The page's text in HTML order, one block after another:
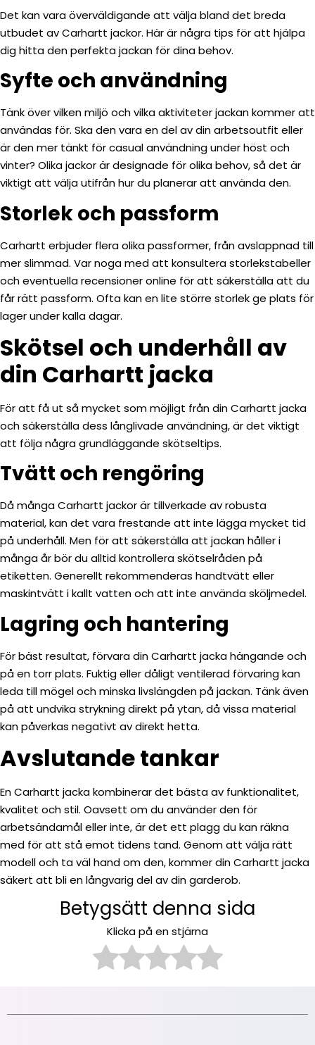
Det kan vara överväldigande att välja bland det breda
utbudet av Carhartt jackor. Här är några tips för att hjälpa
dig hitta den perfekta jackan för dina behov.
Syfte och användning
Tänk över vilken miljö och vilka aktiviteter jackan kommer att
användas för. Ska den vara en del av din arbetsoutfit eller
är den mer tänkt för casual användning under höst och
vinter? Olika jackor är designade för olika behov, så det är
viktigt att välja utifrån hur du planerar att använda den.
Storlek och passform
Carhartt erbjuder flera olika passformer, från avslappnad till
mer slimmad. Var noga med att konsultera storlekstabeller
och eventuella recensioner online för att säkerställa att du
får rätt passform. Ofta kan en lite större storlek ge plats för
lager under kalla dagar.
Skötsel och underhåll av
din Carhartt jacka
För att få ut så mycket som möjligt från din Carhartt jacka
och säkerställa dess långlivade användning, är det viktigt
att följa några grundläggande skötseltips.
Tvätt och rengöring
Då många Carhartt jackor är tillverkade av robusta
material, kan det vara frestande att inte lägga mycket tid
på underhåll. Men för att säkerställa att jackan håller i
många år bör du alltid kontrollera skötselråden på
etiketten. Generellt rekommenderas handtvätt eller
maskintvätt i kallt vatten och att inte använda sköljmedel.
Lagring och hantering
För bäst resultat, förvara din Carhartt jacka hängande och
på en torr plats. Fuktig eller dåligt ventilerad förvaring kan
leda till mögel och minska livslängden på jackan. Tänk även
på att undvika strykning direkt på ytan, då vissa material
kan påverkas negativt av direkt hetta.
Avslutande tankar
En Carhartt jacka kombinerar det bästa av funktionalitet,
kvalitet och stil. Oavsett om du använder den för
arbetsändamål eller inte, är det ett plagg du kan räkna
med för att stå emot tidens tand. Genom att välja rätt
modell och ta väl hand om den, kommer din Carhartt jacka
säkert att bli en långvarig del av din garderob.
Betygsätt denna sida
Klicka på en stjärna